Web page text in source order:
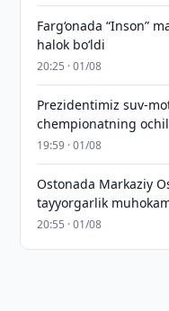
Farg‘onada “Inson”
halok bo‘ldi
20:25 · 01/08
Prezidentimiz suv-
chempionatning
19:59 · 01/08
Ostonada Markaziy
tayyorgarlik
20:55 · 01/08